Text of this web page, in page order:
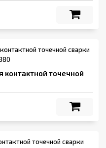
контактной точечной